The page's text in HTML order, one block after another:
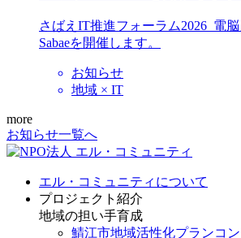
さばえIT推進フォーラム2026_電
Sabaeを開催します。
お知らせ
地域 × IT
more
お知らせ一覧へ
エル・コミュニティについて
プロジェクト紹介
地域の担い手育成
鯖江市地域活性化プランコン